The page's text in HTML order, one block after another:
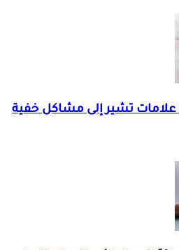
تظهر على القدم.. 5 علامات تشير إلى مشاكل خفية